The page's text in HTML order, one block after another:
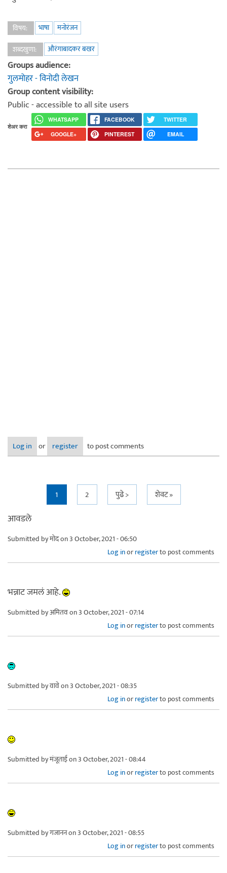
विषय: भाषा
मनोरंजन
शब्दखुणा:
औरंगाबादकर बखर
Groups audience:
गुलमोहर - विनोदी लेखन
Group content visibility:
Public - accessible to all site users
शेअर करा
WHATSAPP FACEBOOK
TWITTER
GOOGLE+
PINTEREST EMAIL
Log in or register to post comments
1 2 पुढे > शेवट »
आवडले
Submitted byमोदon 3 October, 2021 - 06:50
Log inorregisterto post comments
भन्नाट जमलं आहे.
Submitted byअमितवon 3 October, 2021 - 07:14
Log inorregisterto post comments
Submitted byवावेon 3 October, 2021 - 08:35
Log inorregisterto post comments
Submitted byमंजूताईon 3 October, 2021 - 08:44
Log inorregisterto post comments
Submitted byगजाननon 3 October, 2021 - 08:55
Log inorregisterto post comments